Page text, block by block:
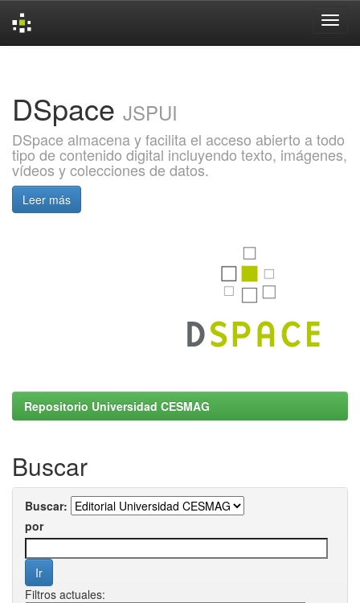
DSpace JSPUI
DSpace almacena y facilita el acceso abierto a todo
tipo de contenido digital incluyendo texto, imágenes,
vídeos y colecciones de datos.
Leer más
Repositorio Universidad CESMAG
Buscar
Buscar:
por
Filtros actuales: